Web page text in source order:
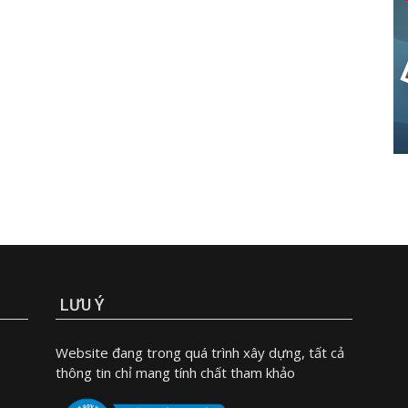
LƯU Ý
Website đang trong quá trình xây dựng, tất cả
thông tin chỉ mang tính chất tham khảo